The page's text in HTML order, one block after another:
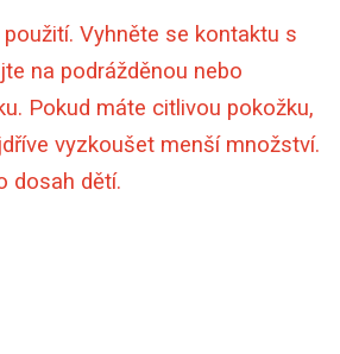
Vyhněte se kontaktu s
na podrážděnou nebo
Pokud máte citlivou pokožku,
vyzkoušet menší množství.
dosah dětí.